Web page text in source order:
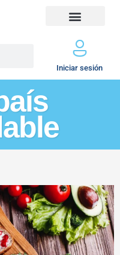
Iniciar sesión